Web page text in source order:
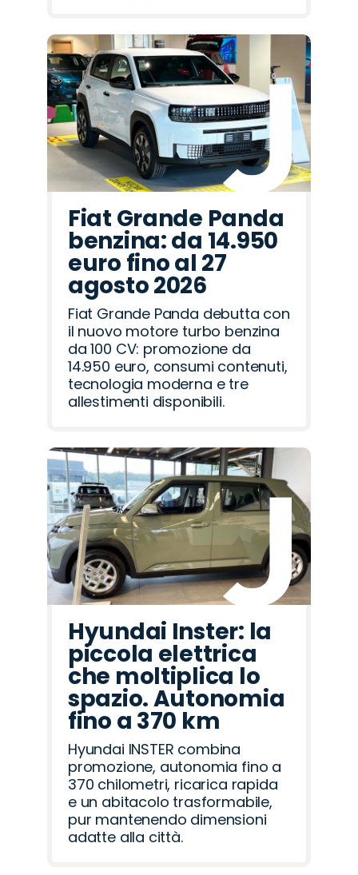
Fiat Grande Panda
benzina: da 14.950
euro fino al 27
agosto 2026
Fiat Grande Panda debutta con
il nuovo motore turbo benzina
da 100 CV: promozione da
14.950 euro, consumi contenuti,
tecnologia moderna e tre
allestimenti disponibili.
Hyundai Inster: la
piccola elettrica
che moltiplica lo
spazio. Autonomia
fino a 370 km
Hyundai INSTER combina
promozione, autonomia fino a
370 chilometri, ricarica rapida
e un abitacolo trasformabile,
pur mantenendo dimensioni
adatte alla città.